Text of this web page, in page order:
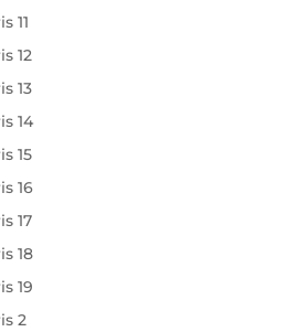
11
12
13
14
15
16
17
18
19
2